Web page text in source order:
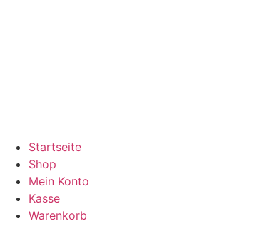
Startseite
Shop
Mein Konto
Kasse
Warenkorb